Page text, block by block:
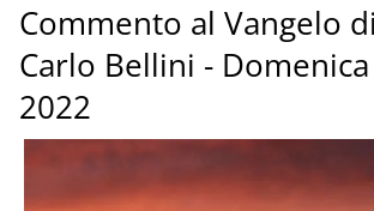
Commento al Vangelo
Carlo Bellini -
2022